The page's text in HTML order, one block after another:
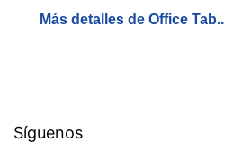
Más detalles de Office
Síguenos